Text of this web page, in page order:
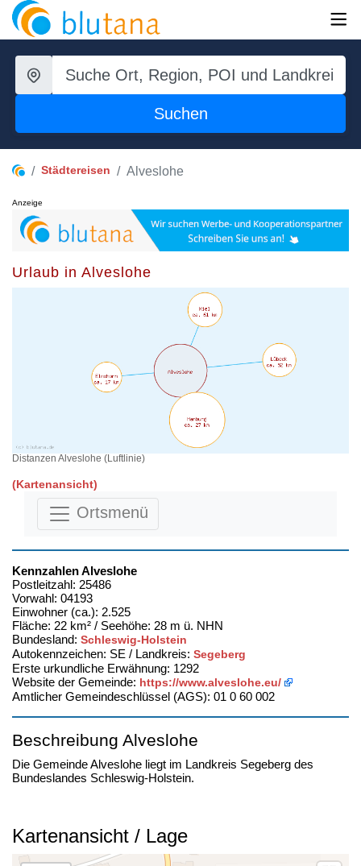
Suchen
Städtereisen Alveslohe
Anzeige
Urlaub in Alveslohe
Distanzen Alveslohe (Luftlinie)
(Kartenansicht)
Ortsmenü
Kennzahlen Alveslohe
Postleitzahl: 25486
Vorwahl: 04193
Einwohner (ca.): 2.525
Fläche: 22 km² / Seehöhe: 28 m ü. NHN
Bundesland: Schleswig-Holstein
Autokennzeichen: SE / Landkreis: Segeberg
Erste urkundliche Erwähnung: 1292
Website der Gemeinde: https://www.alveslohe.eu/
Amtlicher Gemeindeschlüssel (AGS): 01 0 60 002
Beschreibung Alveslohe
Die Gemeinde Alveslohe liegt im Landkreis Segeberg des
Bundeslandes Schleswig-Holstein.
Kartenansicht / Lage